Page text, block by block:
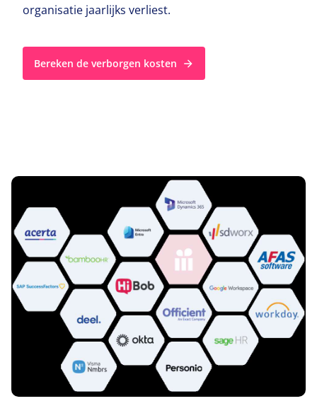
organisatie jaarlijks verliest.
Bereken de verborgen kosten